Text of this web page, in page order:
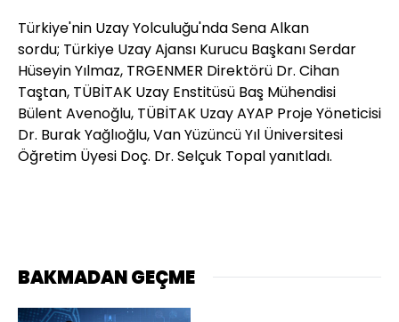
Türkiye'nin Uzay Yolculuğu'nda Sena Alkan
sordu; Türkiye Uzay Ajansı Kurucu BaşkanıSerdar
Hüseyin Yılmaz, TRGENMER Direktörü Dr. Cihan
Taştan, TÜBİTAK Uzay Enstitüsü Baş Mühendisi
Bülent Avenoğlu, TÜBİTAK Uzay AYAP Proje Yöneticisi
Dr. Burak Yağlıoğlu,Van Yüzüncü Yıl Üniversitesi
Öğretim Üyesi Doç. Dr. Selçuk Topal yanıtladı.
BAKMADAN GEÇME